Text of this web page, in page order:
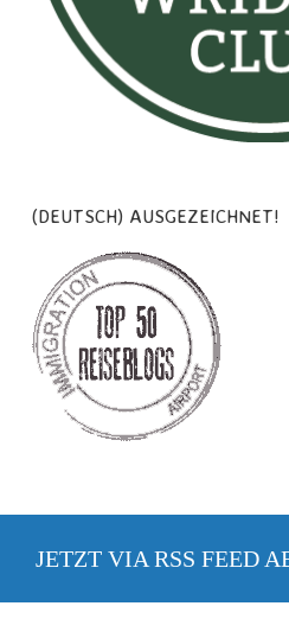
(DEUTSCH) AUSGEZEICHNET!
JETZT VIA RSS FEED